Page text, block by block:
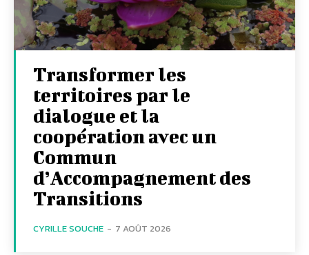
Transformer les
territoires par le
dialogue et la
coopération avec un
Commun
d’Accompagnement des
Transitions
CYRILLE SOUCHE - 7 AOÛT 2026